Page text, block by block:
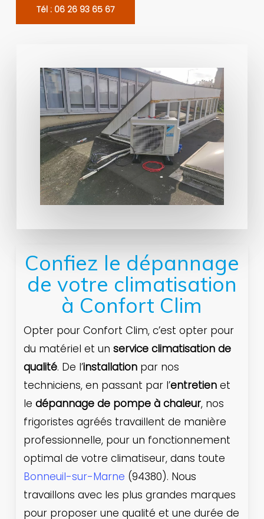
Tél : 06 26 93 65 67
Confiez le dépannage
de votre climatisation
à Confort Clim
Opter pour Confort Clim, c’est opter pour
du matériel et unservice climatisation de
qualité. De l’installation par nos
techniciens, en passant par l’entretien et
ledépannage de pompe à chaleur, nos
frigoristes agréés travaillent de manière
professionnelle, pour un fonctionnement
optimal de votre climatiseur, dans toute
Bonneuil-sur-Marne (94380). Nous
travaillons avec les plus grandes marques
pour proposer une qualité et une durée de